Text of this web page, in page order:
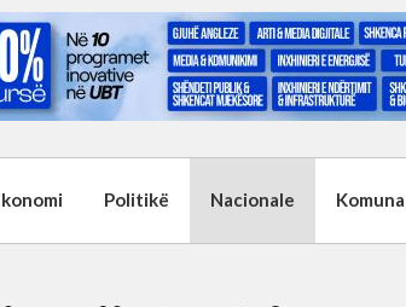
Politikë Nacionale Komuna